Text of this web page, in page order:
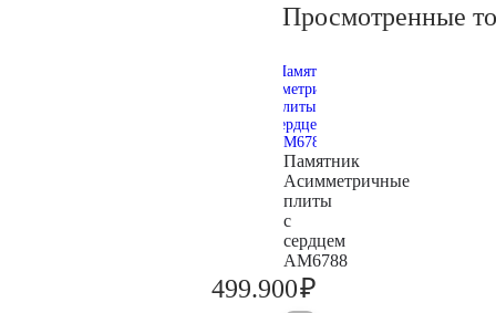
Просмотренные
Памятник
Асимметричные
плиты
с
сердцем
AM6788
499.900₽